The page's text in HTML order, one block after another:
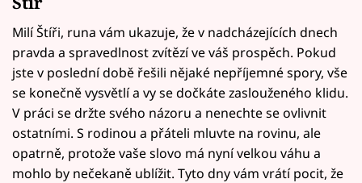
Milí Štíři, runa vám ukazuje, že v nadcházejících dnech
pravda a spravedlnost zvítězí ve váš prospěch. Pokud
jste v poslední době řešili nějaké nepříjemné spory, vše
se konečně vysvětlí a vy se dočkáte zaslouženého klidu.
V práci se držte svého názoru a nenechte se ovlivnit
ostatními. S rodinou a přáteli mluvte na rovinu, ale
opatrně, protože vaše slovo má nyní velkou váhu a
mohlo by nečekaně ublížit. Tyto dny vám vrátí pocit, že